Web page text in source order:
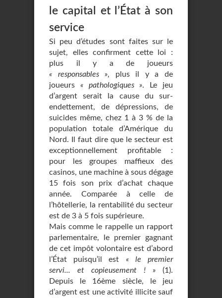
le capital et l’État à son
service
Si peu d’études sont faites sur le
sujet, elles confirment cette loi :
plus il y a de joueurs
« responsables », plus il y a de
joueurs « pathologiques ». Le jeu
d’argent serait la cause du sur-
endettement, de dépressions, de
suicides même, chez 1 à 3 % de la
population totale d’Amérique du
Nord. Il faut dire que le secteur est
exceptionnellement profitable :
pour les groupes maffieux des
casinos, une machine à sous dégage
15 fois son prix d’achat chaque
année. Comparée à celle de
l’hôtellerie, la rentabilité du secteur
est de 3 à 5 fois supérieure.
Mais comme le rappelle un rapport
parlementaire, le premier gagnant
de cet impôt volontaire est d’abord
l’État puisqu’il est « le premier
servi... et copieusement ! » (1).
Depuis le 16ème siècle, le jeu
d’argent est une activité illicite sauf